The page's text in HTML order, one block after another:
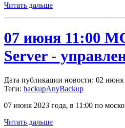
Читать дальше
07 июня 11:00
Server -
Дата публикации новости: 02 июня
Теги: backupAnyBackup
07 июня 2023 года, в 11:00 по
Читать дальше